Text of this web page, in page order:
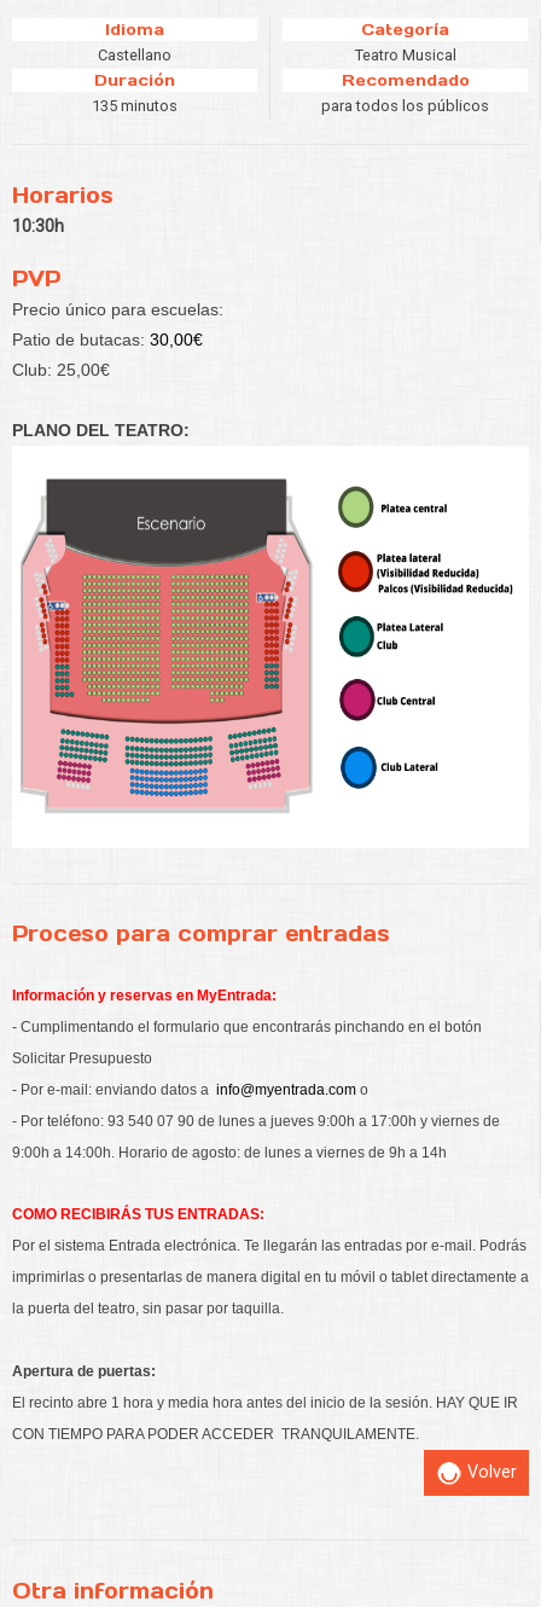
Idioma
Castellano
Categoría
Teatro Musical
Duración
135 minutos
Recomendado
para todos los públicos
Horarios
10:30h
PVP
Precio único para escuelas:
Patio de butacas: 30,00€
Club: 25,00€
PLANO DEL TEATRO:
Proceso para comprar entradas
Información y reservas en MyEntrada:
- Cumplimentando el formulario que encontrarás pinchando en el botón
Solicitar Presupuesto
- Por e-mail: enviando datos a info@myentrada.com o
- Por teléfono: 93 540 07 90 de lunes a jueves 9:00h a 17:00h y viernes de
9:00h a 14:00h. Horario de agosto: de lunes a viernes de 9h a 14h
COMO RECIBIRÁS TUS ENTRADAS:
Por el sistema Entrada electrónica. Te llegarán las entradas por e-mail. Podrás
imprimirlas o presentarlas de manera digital en tu móvil o tablet directamente a
la puerta del teatro, sin pasar por taquilla.
Apertura de puertas:
El recinto abre 1 hora y media hora antes del inicio de la sesión. HAY QUE IR
CON TIEMPO PARA PODER ACCEDER TRANQUILAMENTE.
Volver
Otra información